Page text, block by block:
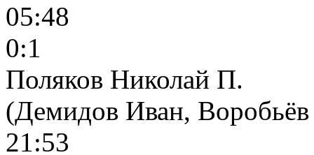
05:48
0:1
Поляков Николай П.
(Демидов Иван,
21:53